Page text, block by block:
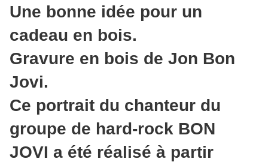
Une bonne idée pour un
cadeau en bois.
Gravure en bois de Jon Bon
Jovi.
Ce portrait du chanteur du
groupe de hard-rock BON
JOVI a été réalisé à partir